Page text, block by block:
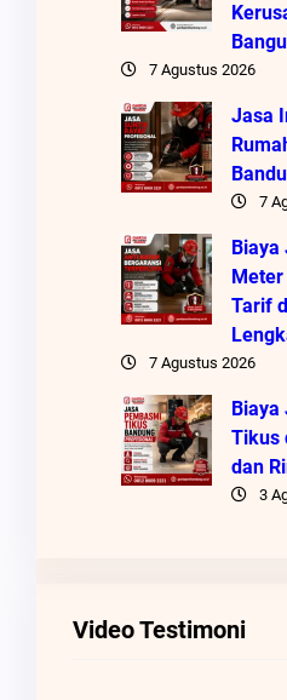
7 Agustus 2026
Jasa
7
Tarif
7 Agustus 2026
Tikus
dan
3
Video Testimoni